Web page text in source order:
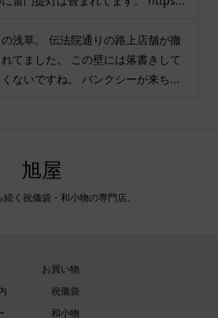
浅草。 伝法院通りの路上店舗が撤
てました。 この壁には落書きして
ないですね。 バンクシーが来ち...
旭屋
く祝儀袋・和小物の専門店。
お買い物
祝儀袋
和小物